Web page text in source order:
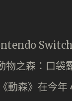
物之森：口袋
動森》在今